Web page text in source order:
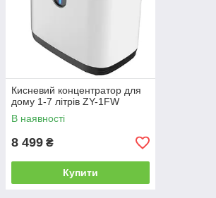
Кисневий концентратор для
дому 1-7 літрів ZY-1FW
В наявності
8 499 ₴
Купити